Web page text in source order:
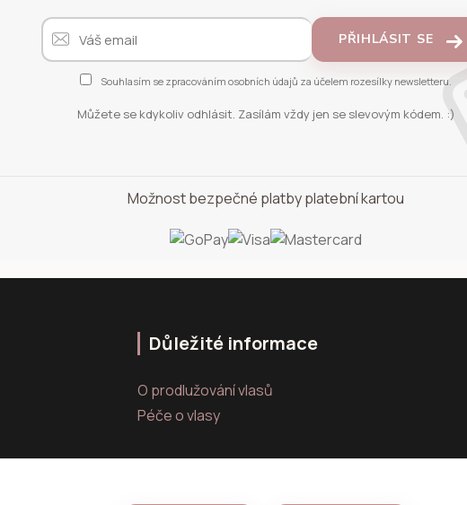
PŘIHLÁSIT SE
Souhlasím se zpracováním osobních údajů za účelem rozesílky newsletteru.
Můžete se kdykoliv odhlásit. Zasílám vždy jen se slevovým kódem. :)
Možnost bezpečné platby platební kartou
Důležité informace
O prodlužování vlasů
Péče o vlasy